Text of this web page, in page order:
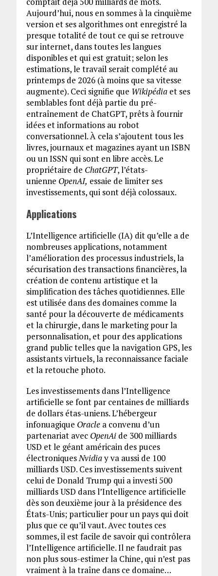
Aujourd’hui, nous en sommes à la cinquième
version et ses algorithmes ont enregistré la
presque totalité de tout ce qui se retrouve
sur internet, dans toutes les langues
disponibles et qui est gratuit; selon les
estimations, le travail serait complété au
printemps de 2026 (à moins que sa vitesse
augmente). Ceci signifie que Wikipédiaet ses
semblables font déjà partie du pré-
entraînement de ChatGPT, prêts à fournir
idées et informations au robot
conversationnel. À cela s’ajoutent tous les
livres, journaux et magazines ayant un ISBN
ou un ISSN qui sont en libre accès. Le
propriétaire de ChatGPT, l’états-
unienne OpenAI, essaie de limiter ses
investissements, qui sont déjà colossaux.
Applications
L’Intelligence artificielle (IA) dit qu’elle a de
nombreuses applications, notamment
l’amélioration des processus industriels, la
sécurisation des transactions financières, la
création de contenu artistique et la
simplification des tâches quotidiennes. Elle
est utilisée dans des domaines comme la
santé pour la découverte de médicaments
et la chirurgie, dans le marketing pour la
personnalisation, et pour des applications
grand public telles que la navigation GPS, les
assistants virtuels, la reconnaissance faciale
et la retouche photo.
Les investissements dans l’Intelligence
artificielle se font par centaines de milliards
de dollars étas-uniens. L’hébergeur
infonuagique Oracle a convenu d’un
partenariat avec OpenAi de 300 milliards
USD et le géant américain des puces
électroniquesNvidiay va aussi de 100
milliards USD. Ces investissements suivent
celui de Donald Trump qui a investi 500
milliards USD dans l’Intelligence artificielle
dès son deuxième jour à la présidence des
États-Unis; particulier pour un pays qui doit
plus que ce qu’il vaut. Avec toutes ces
sommes, il est facile de savoir qui contrôlera
l’Intelligence artificielle. Il ne faudrait pas
non plus sous-estimer la Chine, qui n’est pas
vraiment à la traîne dans ce domaine…